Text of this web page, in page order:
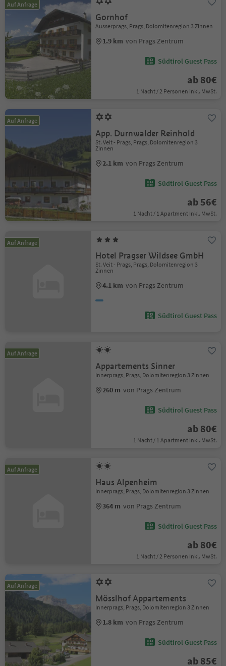
Auf Anfrage
Gornhof
Ausserprags, Prags, Dolomitenregion 3 Zinnen
1.9 km von Prags Zentrum
Südtirol Guest Pass
ab 80€
1 Nacht / 2 Personen Inkl. MwSt.
Auf Anfrage
App. Durnwalder Reinhold
St. Veit - Prags, Prags, Dolomitenregion 3
Zinnen
2.1 km von Prags Zentrum
Südtirol Guest Pass
ab 56€
1 Nacht / 1 Apartment Inkl. MwSt.
Auf Anfrage
Hotel Pragser Wildsee GmbH
St. Veit - Prags, Prags, Dolomitenregion 3
Zinnen
4.1 km von Prags Zentrum
Südtirol Guest Pass
Auf Anfrage
Appartements Sinner
Innerprags, Prags, Dolomitenregion 3 Zinnen
260 m von Prags Zentrum
Südtirol Guest Pass
ab 80€
1 Nacht / 1 Apartment Inkl. MwSt.
Auf Anfrage
Haus Alpenheim
Innerprags, Prags, Dolomitenregion 3 Zinnen
364 m von Prags Zentrum
Südtirol Guest Pass
ab 80€
1 Nacht / 2 Personen Inkl. MwSt.
Auf Anfrage
Mösslhof Appartements
Innerprags, Prags, Dolomitenregion 3 Zinnen
1.8 km von Prags Zentrum
Südtirol Guest Pass
ab 85€